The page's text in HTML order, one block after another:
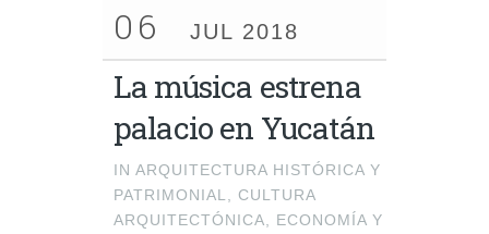
06 JUL 2018
La música estrena
palacio en Yucatán
IN ARQUITECTURA HISTÓRICA Y
PATRIMONIAL
CULTURA
ARQUITECTÓNICA
ECONOMÍA Y